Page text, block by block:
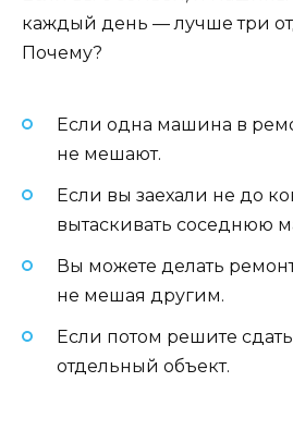
каждый день — лучше три
Почему?
Если одна машина в
не мешают.
Если вы заехали не до
вытаскивать соседнюю
Вы можете делать
не мешая другим.
Если потом решите
отдельный объект.